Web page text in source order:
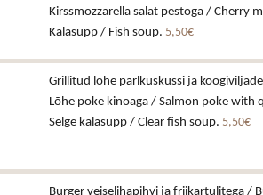
Kirssmozzarella salat pestoga / Cherry
Kalasupp / Fish soup. 5,50€
Grillitud lõhe pärlkuskussi ja
Lõhe poke kinoaga / Salmon poke with
Selge kalasupp / Clear fish soup. 5,50€
Burger veiselihapihvi ja friikartulitega /